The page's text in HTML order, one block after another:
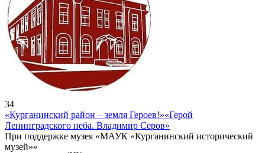
34
«Курганинский район – земля Героев!»«Герой
Ленинградского неба. Владимир Серов»
При поддержке музея «МАУК «Курганинский исторический
музей»»